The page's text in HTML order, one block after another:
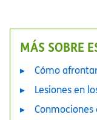
MÁS SOBRE
Cómo
Lesiones en